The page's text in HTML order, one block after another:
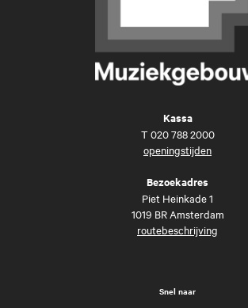
Kassa
T 020 788 2000
openingstijden
Bezoekadres
Piet Heinkade 1
1019 BR Amsterdam
routebeschrijving
Snel naar